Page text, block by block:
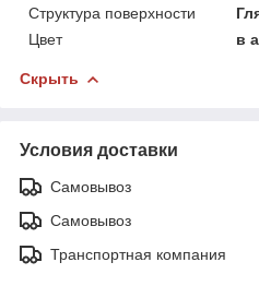
Структура поверхности
Цвет
в
Скрыть
Условия доставки
Самовывоз
Самовывоз
Транспортная компания